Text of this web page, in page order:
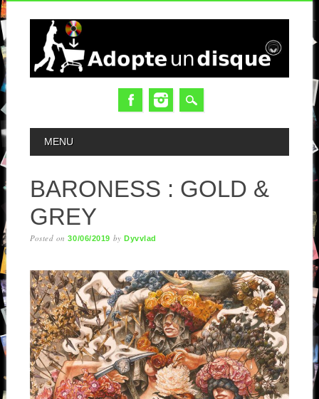
MAIN MENU
MENU
BARONESS : GOLD &
GREY
Posted on30/06/2019 byDyvvlad